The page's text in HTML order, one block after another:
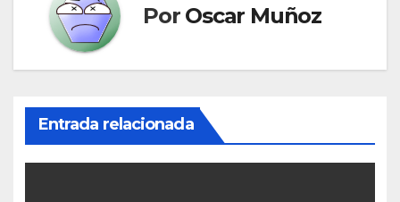
Por Oscar Muñoz
Entrada relacionada